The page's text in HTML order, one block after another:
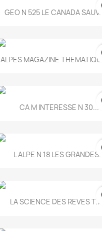
Aperçu rapide
GEO N 525 LE CANADA
Aperçu rapide
ALPES MAGAZINE
Aperçu rapide
CA M INTERESSE N 30...
Aperçu rapide
L ALPE N 18 LES
Aperçu rapide
LA SCIENCE DES REVES